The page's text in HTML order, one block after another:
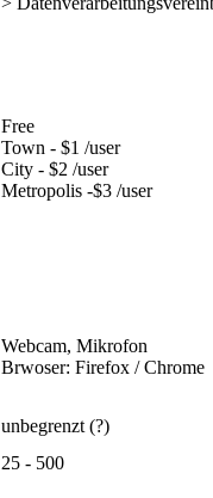
Free
Town - $1 /user
City - $2 /user
Metropolis -$3 /user
Webcam, Mikrofon
Brwoser: Firefox / Chrome
unbegrenzt (?)
25 - 500